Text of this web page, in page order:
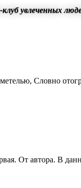
увлеченных
Словно
От автора. В